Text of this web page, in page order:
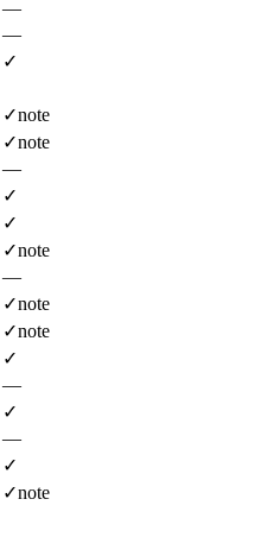
—
—
✓
✓note
✓note
—
✓
✓
✓note
—
✓note
✓note
✓
—
✓
—
✓
✓note